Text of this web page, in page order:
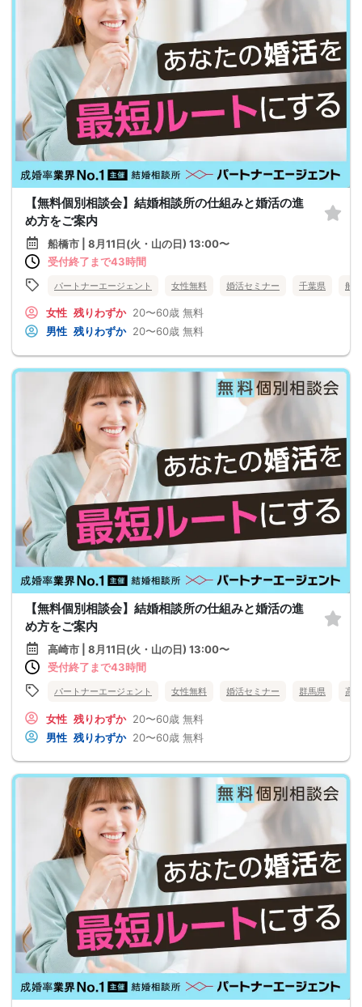
【無料個別相談会】結婚相談所の仕組みと婚活の進
め方をご案内
船橋市 | 8月11日(火・山の日) 13:00〜
受付終了まで43時間
パートナーエージェント 女性無料 婚活セミナー 千葉県 船
女性 残りわずか 20〜60歳 無料
男性 残りわずか 20〜60歳 無料
【無料個別相談会】結婚相談所の仕組みと婚活の進
め方をご案内
高崎市 | 8月11日(火・山の日) 13:00〜
受付終了まで43時間
パートナーエージェント 女性無料 婚活セミナー 群馬県 高
女性 残りわずか 20〜60歳 無料
男性 残りわずか 20〜60歳 無料